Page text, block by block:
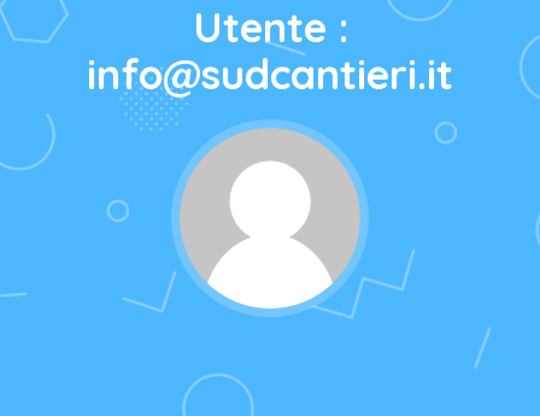
Utente :
info@sudcantieri.it